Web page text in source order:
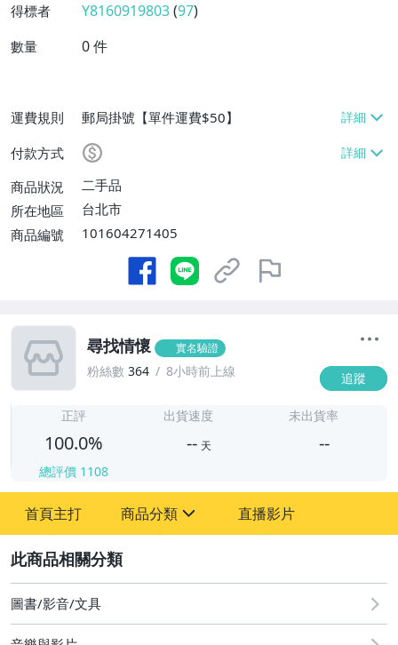
得標者 Y8160919803(97)
數量 0件
運費規則
郵局掛號【單件運費$50】
付款方式
商品狀況
二手品
所在地區
台北市
商品編號
101604271405
尋找情懷 實名驗證
粉絲數 364 8小時前上線 追蹤
正評
100.0%
總評價 1108
出貨速度
-- 天
未出貨率
--
首頁主打 商品分類
圖書/影音/文具
偶像、球員卡與郵幣
直播影片
圖書/影音/文具